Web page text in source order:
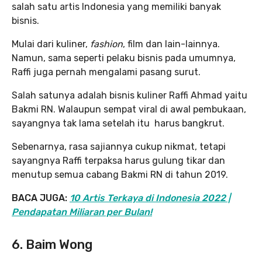
salah satu artis Indonesia yang memiliki banyak
bisnis.
Mulai dari kuliner, fashion, film dan lain-lainnya.
Namun, sama seperti pelaku bisnis pada umumnya,
Raffi juga pernah mengalami pasang surut.
Salah satunya adalah bisnis kuliner Raffi Ahmad yaitu
Bakmi RN. Walaupun sempat viral di awal pembukaan,
sayangnya tak lama setelah itu harus bangkrut.
Sebenarnya, rasa sajiannya cukup nikmat, tetapi
sayangnya Raffi terpaksa harus gulung tikar dan
menutup semua cabang Bakmi RN di tahun 2019.
BACA JUGA: 10 Artis Terkaya di Indonesia 2022 |
Pendapatan Miliaran per Bulan!
6. Baim Wong